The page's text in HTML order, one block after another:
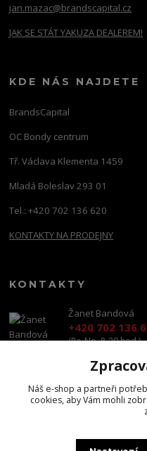
jan.mazac@brandscapital.cz
JAK SE STÁT YAKUZA DEALEREM!
KDE NÁS NAJDETE
BrandsCapital
OC Bondy centrum
Tř. Václava Klementa 1459
Mladá Boleslav 293 01
Tel.: +420 702 136 620
KONTAKTY NA PRODEJNY
KONTAKTY
Žanet Bandová
+420 702 136
(Po-Ne, 8-20 hod.)
Náš e-shop a partneři
cookies, aby Vám mohli